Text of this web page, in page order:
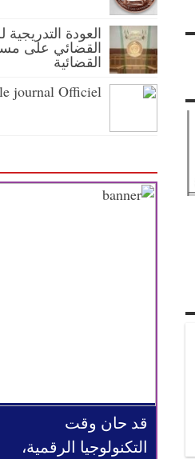
العودة
القضائي على
القضائية
journal Officiel
قد حان وقت
التكنولوجيا الرقمية،